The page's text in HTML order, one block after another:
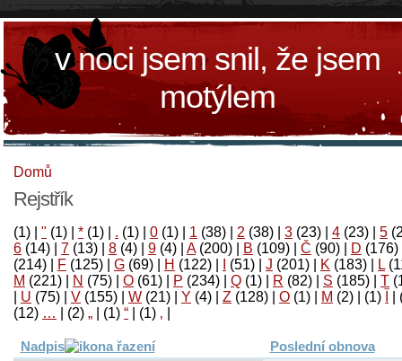
v noci jsem snil, že jsem
motýlem
Domů
Rejstřík
(1) " (1) * (1) . (1) 0 (1) 1 (38) 2 (38) 3 (23) 4 (23) 5
6 (14) 7 (13) 8 (4) 9 (4) A(200) B (109) Č (90) D (176)
(214)
F (125) G (69) H (122) (51) J (201) K (183) L
M (221) N (75) O (61) P (234) Q (1) R (82) S (185) T
U (75) V (155) W (21) Y (4) Z (128) Ο (1) М (2)
(1)
‚
(1)
“
(1)
„
(2)
…
(12)
Nadpis Poslední obnova